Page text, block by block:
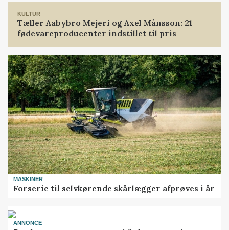
KULTUR
Tæller Aabybro Mejeri og Axel Månsson: 21
fødevareproducenter indstillet til pris
MASKINER
Forserie til selvkørende skårlægger afprøves i år
ANNONCE